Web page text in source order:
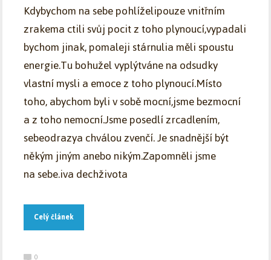
Kdybychom na sebe pohlíželipouze vnitřním
zrakema ctili svůj pocit z toho plynoucí,vypadali
bychom jinak, pomaleji stárnulia měli spoustu
energie.Tu bohužel vyplýtváne na odsudky
vlastní mysli a emoce z toho plynoucí.Místo
toho, abychom byli v sobě mocní,jsme bezmocní
a z toho nemocní.Jsme posedlí zrcadlením,
sebeodrazya chválou zvenčí. Je snadnější být
někým jiným anebo nikým.Zapomněli jsme
na sebe.iva dechživota
Celý článek
0